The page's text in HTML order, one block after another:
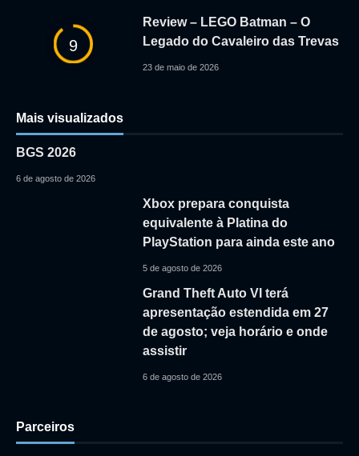
9
Review – LEGO Batman – O
Legado do Cavaleiro das Trevas
23 de maio de 2026
Mais visualizados
BGS 2026
6 de agosto de 2026
Xbox prepara conquista
equivalente à Platina do
PlayStation para ainda este ano
5 de agosto de 2026
Grand Theft Auto VI terá
apresentação estendida em 27
de agosto; veja horário e onde
assistir
6 de agosto de 2026
Parceiros